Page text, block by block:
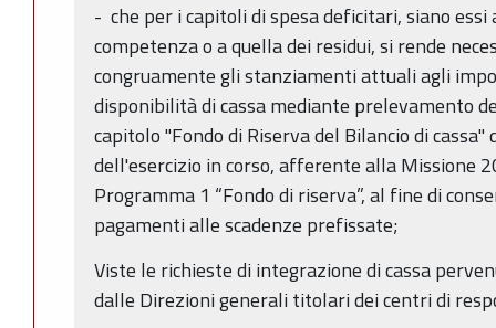
- che per i capitoli di spesa deficitari, siano
competenza o a quella dei residui, si rende
congruamente gli stanziamenti attuali agli
disponibilità di cassa mediante prelevamento
capitolo "Fondo di Riserva del Bilancio di
dell'esercizio in corso, afferente alla Missione
Programma 1 “Fondo di riserva”, al fine di
pagamenti alle scadenze prefissate;
Viste le richieste di integrazione di cassa
dalle Direzioni generali titolari dei centri di